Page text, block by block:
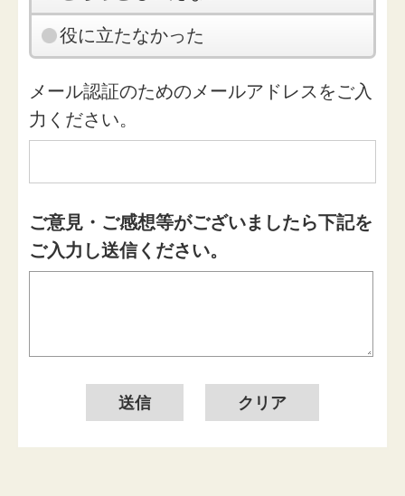
役に立たなかった
メール認証のためのメールアドレスをご入
力ください。
ご意見・ご感想等がございましたら下記を
ご入力し送信ください。